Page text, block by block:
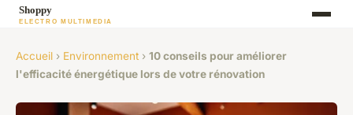
Accueil › Environnement › 10 conseils pour améliorer
l'efficacité énergétique lors de votre rénovation